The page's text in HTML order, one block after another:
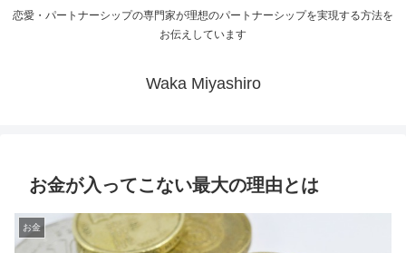
恋愛・パートナーシップの専門家が理想のパートナーシップを実現する方法を
お伝えしています
Waka Miyashiro
お金が入ってこない最大の理由とは
お金